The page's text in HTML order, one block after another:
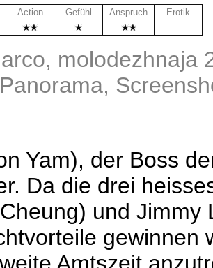
Action Gefühl Anspruch
Erotik
molodezhnaja
Yam), der Boss
Da die drei
und Jimmy
gewinnen